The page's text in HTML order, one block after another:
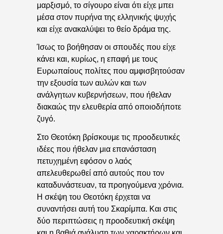
μαρξισμό, το σίγουρο είναι ότι είχε μπει
μέσα στον πυρήνα της ελληνικής ψυχής
και είχε ανακαλύψει το θείο δράμα της.
Ίσως το βοήθησαν οι σπουδές που είχε
κάνει και, κυρίως, η επαφή με τους
Ευρωπαίους πολίτες που αμφισβητούσαν
την εξουσία των αυλών και των
ανάλγητων κυβερνήσεων, που ήθελαν
διακαώς την ελευθερία από οποιοδήποτε
ζυγό.
Στο Θεοτόκη βρίσκουμε τις προοδευτικές
ιδέες που ήθελαν μια επανάσταση
πετυχημένη εφόσον ο λαός
απελευθερωθεί από αυτούς που τον
καταδυνάστευαν, τα προηγούμενα χρόνια.
Η σκέψη του Θεοτόκη έρχεται να
συναντήσει αυτή του Σκαρίμπα. Και στις
δύο περιπτώσεις η προοδευτική σκέψη